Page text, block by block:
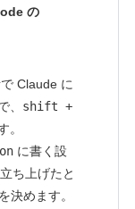
の
Claude に
、 shift +
。
に書く設
ち上げたと
決めます。